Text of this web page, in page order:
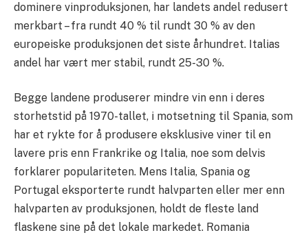
dominere vinproduksjonen, har landets andel redusert
merkbart – fra rundt 40 % til rundt 30 % av den
europeiske produksjonen det siste århundret. Italias
andel har vært mer stabil, rundt 25-30 %.
Begge landene produserer mindre vin enn i deres
storhetstid på 1970-tallet, i motsetning til Spania, som
har et rykte for å produsere eksklusive viner til en
lavere pris enn Frankrike og Italia, noe som delvis
forklarer populariteten. Mens Italia, Spania og
Portugal eksporterte rundt halvparten eller mer enn
halvparten av produksjonen, holdt de fleste land
flaskene sine på det lokale markedet. Romania